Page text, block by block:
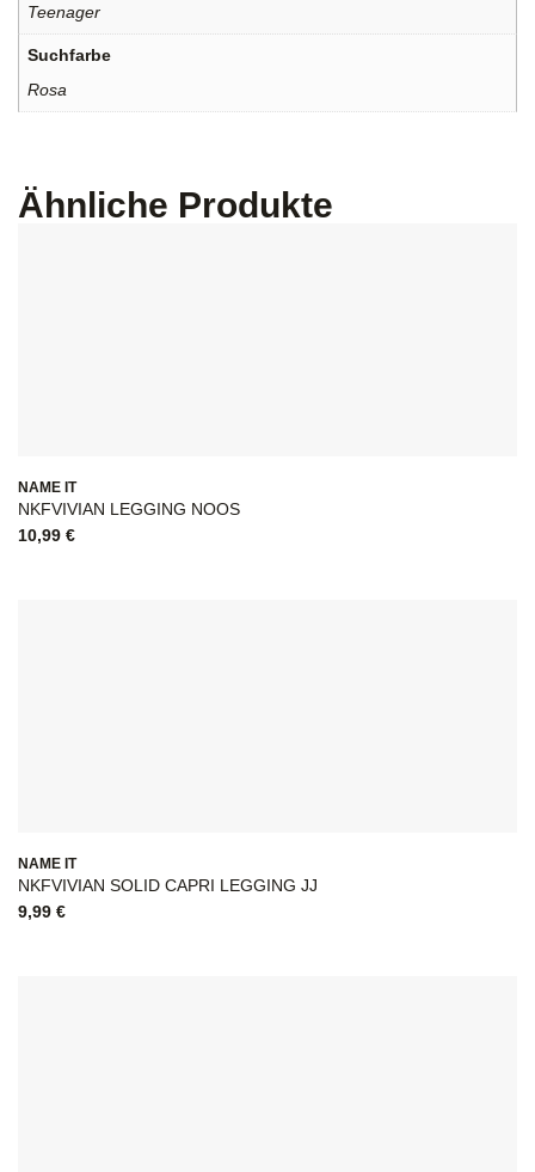
Teenager
Suchfarbe
Rosa
Ähnliche Produkte
NAME IT
NKFVIVIAN LEGGING NOOS
10,99 €
NAME IT
NKFVIVIAN SOLID CAPRI LEGGING JJ
9,99 €